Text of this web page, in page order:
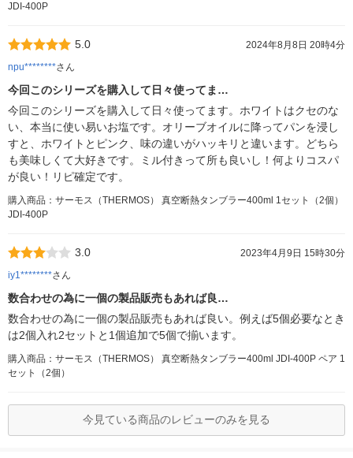
JDI-400P
5.0
2024年8月8日 20時4分
npu********さん
今回このシリーズを購入して日々使ってま…
今回このシリーズを購入して日々使ってます。ホワイトはクセのな
い、本当に使い易いお塩です。オリーブオイルに降ってパンを浸し
すと、ホワイトとピンク、味の違いがハッキリと違います。どちら
も美味しくて大好きです。ミル付きって所も良いし！何よりコスパ
が良い！リピ確定です。
購入商品：サーモス（THERMOS） 真空断熱タンブラー400ml 1セット（2個）
JDI-400P
3.0
2023年4月9日 15時30分
iy1********さん
数合わせの為に一個の製品販売もあれば良…
数合わせの為に一個の製品販売もあれば良い。例えば5個必要なとき
は2個入れ2セットと1個追加で5個で揃います。
購入商品：サーモス（THERMOS） 真空断熱タンブラー400ml JDI-400P ペア 1
セット（2個）
今見ている商品のレビューのみを見る